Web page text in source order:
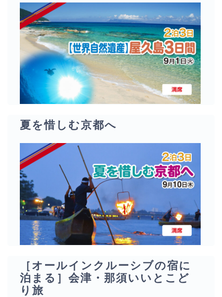
夏を惜しむ京都へ
［オールインクルーシブの宿に
泊まる］会津・那須いいとこど
り旅